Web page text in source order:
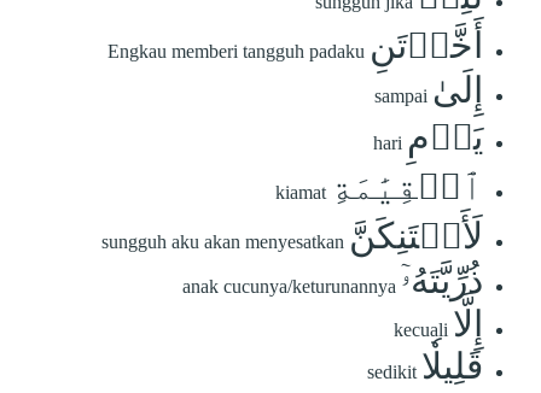
أَخَّرۡتَنِ Engkau memberi tangguh padaku
إِلَىٰ sampai
يَوۡمِ hari
ٱلۡقِيَٰمَةِ kiamat
لَأَحۡتَنِكَنَّ sungguh aku akan menyesatkan
ذُرِّيَّتَهُۥٓ anak cucunya/keturunannya
إِلَّا kecuali
قَلِيلٗا sedikit